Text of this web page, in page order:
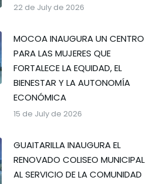
22 de July de 2026
MOCOA INAUGURA UN CENTRO
PARA LAS MUJERES QUE
FORTALECE LA EQUIDAD, EL
BIENESTAR Y LA AUTONOMÍA
ECONÓMICA
15 de July de 2026
GUAITARILLA INAUGURA EL
RENOVADO COLISEO MUNICIPAL
AL SERVICIO DE LA COMUNIDAD